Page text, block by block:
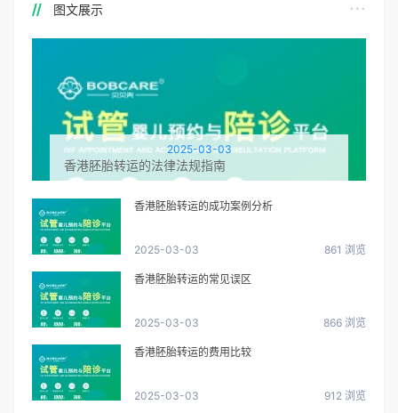
图文展示
2025-03-03
香港胚胎转运的法律法规指南
香港胚胎转运的成功案例分析
2025-03-03 861 浏览
香港胚胎转运的常见误区
2025-03-03 866 浏览
香港胚胎转运的费用比较
2025-03-03 912 浏览